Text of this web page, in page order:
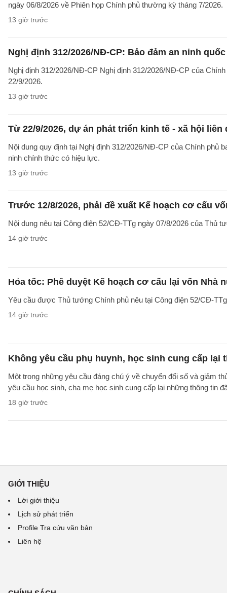
ngày 06/8/2026 về Phiên họp Chính phủ thường kỳ tháng 7/2026.
13 giờ trước
Nghị định 312/2026/NĐ-CP: Bảo đảm an ninh
Nghị định 312/2026/NĐ-CP Nghị định 312/2026/NĐ-CP của
22/9/2026.
13 giờ trước
Từ 22/9/2026, dự án phát triển kinh tế - xã hội
Nội dung quy định tại Nghị định 312/2026/NĐ-CP của Chính phủ
ninh chính thức có hiệu lực.
13 giờ trước
Trước 12/8/2026, phải đề xuất Kế hoạch cơ cấu
Nội dung nêu tại Công điện 52/CĐ-TTg ngày 07/8/2026 của Thủ
14 giờ trước
Hỏa tốc: Phê duyệt Kế hoạch cơ cấu lại vốn Nhà
Yêu cầu được Thủ tướng Chính phủ nêu tại Công điện 52/CĐ-
14 giờ trước
Không yêu cầu phụ huynh, học sinh cung cấp lại
Một trong những yêu cầu đáng chú ý về chuyển đổi số và giảm
yêu cầu học sinh, cha mẹ học sinh cung cấp lại những thông tin
18 giờ trước
GIỚI THIỆU
Lời giới thiệu
Lịch sử phát triển
Profile Tra cứu văn bản
Liên hệ